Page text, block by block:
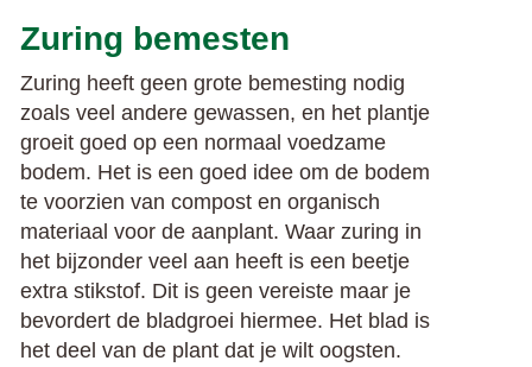
Zuring bemesten
Zuring heeft geen grote bemesting nodig
zoals veel andere gewassen, en het plantje
groeit goed op een normaal voedzame
bodem. Het is een goed idee om de bodem
te voorzien van compost en organisch
materiaal voor de aanplant. Waar zuring in
het bijzonder veel aan heeft is een beetje
extra stikstof. Dit is geen vereiste maar je
bevordert de bladgroei hiermee. Het blad is
het deel van de plant dat je wilt oogsten.